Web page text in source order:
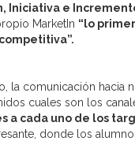
Iniciativa e
MarketIn “lo
la comunicación hacia
cuales son los
a cada uno de los
donde los